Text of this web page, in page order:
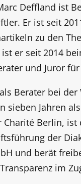
Deffland ist
Er ist seit
zu den
ist er seit 2014
und Juror
Berater bei
sieben Jahren
Charité Berlin,
der
und berät
im